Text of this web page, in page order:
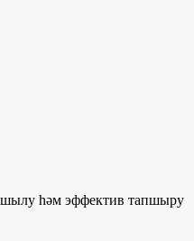
һәм эффектив тапшыру